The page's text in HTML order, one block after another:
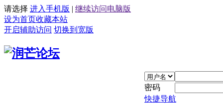
请选择 进入手机版 | 继续访问电脑版
设为首页收藏本站
开启辅助访问 切换到宽版
密码
快捷导航